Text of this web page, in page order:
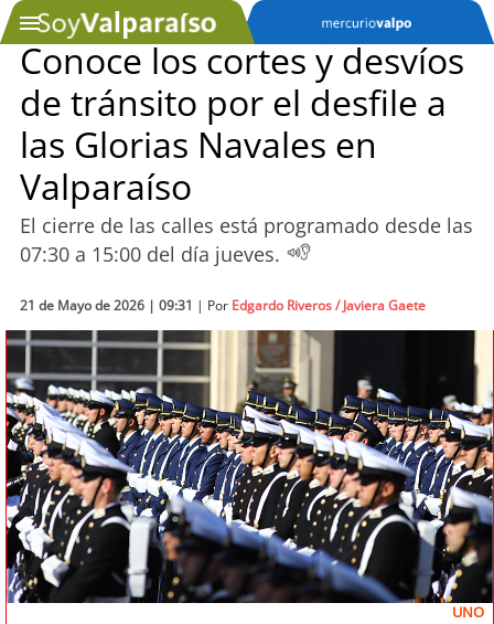
SOYTV
Podcast
Actualidad
Economía
Deportes
Tecnología
Sostenibilidad
soychile
Conoce los cortes y desvíos
de tránsito por el desfile a
las Glorias Navales en
Valparaíso
El cierre de las calles está programado desde las
07:30 a 15:00 del día jueves.
21 de Mayo de 2026 | 09:31 | Por Edgardo Riveros / Javiera Gaete
UNO